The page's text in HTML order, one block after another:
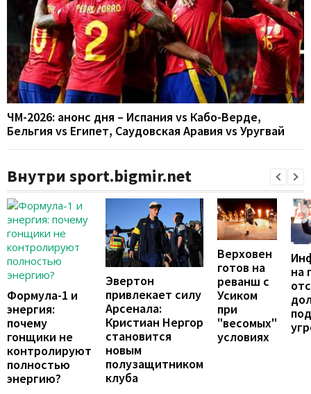
ЧМ-2026: анонс дня – Испания vs Кабо-Верде,
Бельгия vs Египет, Саудовская Аравия vs Уругвай
Внутри sport.bigmir.net
Формула-1 и
энергия:
почему
гонщики не
контролируют
полностью
энергию?
Эвертон
привлекает силу
Арсенала:
Кристиан Нергор
становится
новым
полузащитником
клуба
Верховен
готов на
реванш с
Усиком
при
"весомых"
условиях
на
под